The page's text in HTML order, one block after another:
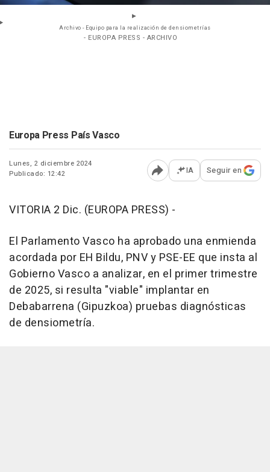
Archivo - Equipo para la realización de densiometrías
- EUROPA PRESS - ARCHIVO
Europa Press País Vasco
Lunes, 2 diciembre 2024
Publicado: 12:42
Abrir opciones para
IA Seguir en
VITORIA 2 Dic. (EUROPA PRESS) -
El Parlamento Vasco ha aprobado una enmienda
acordada por EH Bildu, PNV y PSE-EE que insta al
Gobierno Vasco a analizar, en el primer trimestre
de 2025, si resulta "viable" implantar en
Debabarrena (Gipuzkoa) pruebas diagnósticas
de densiometría.